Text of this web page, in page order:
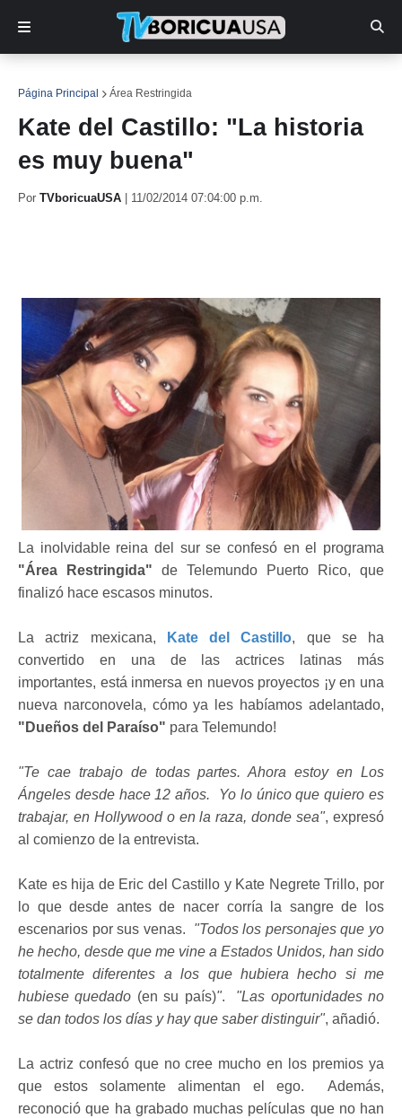
Página Principal Área Restringida
Kate del Castillo: "La historia
es muy buena"
Por TVboricuaUSA 11/02/2014 07:04:00 p.m.
La inolvidable reina del sur se confesó en el programa
"Área Restringida" de Telemundo Puerto Rico, que
finalizó hace escasos minutos.
La actriz mexicana, Kate del Castillo, que se ha
convertido en una de las actrices latinas más
importantes, está inmersa en nuevos proyectos ¡y en una
nueva narconovela, cómo ya les habíamos adelantado,
"Dueños del Paraíso" para Telemundo!
"Te cae trabajo de todas partes. Ahora estoy en Los
Ángeles desde hace 12 años. Yo lo único que quiero es
trabajar, en Hollywood o en la raza, donde sea", expresó
al comienzo de la entrevista.
Kate es hija de Eric del Castillo y Kate Negrete Trillo, por
lo que desde antes de nacer corría la sangre de los
escenarios por sus venas. "Todos los personajes que yo
he hecho, desde que me vine a Estados Unidos, han sido
totalmente diferentes a los que hubiera hecho si me
hubiese quedado (en su país)". "Las oportunidades no
se dan todos los días y hay que saber distinguir", añadió.
La actriz confesó que no cree mucho en los premios ya
que estos solamente alimentan el ego. Además,
reconoció que ha grabado muchas películas que no han